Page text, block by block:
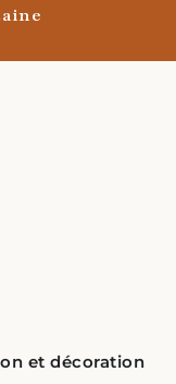
et décoration